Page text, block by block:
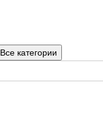
Все категории